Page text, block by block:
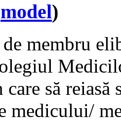
model)
membru
să reiasă
medicului/